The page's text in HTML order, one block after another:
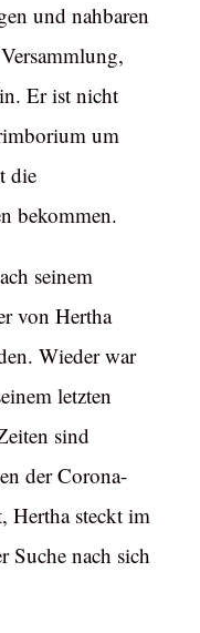
und nahbaren
Er ist nicht
um
die
bekommen.
seinem
von Hertha
Wieder war
letzten
sind
der Corona-
Hertha steckt im
Suche nach sich